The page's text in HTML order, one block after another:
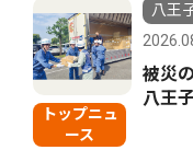
トップニュ
ース
八王
被災
八王